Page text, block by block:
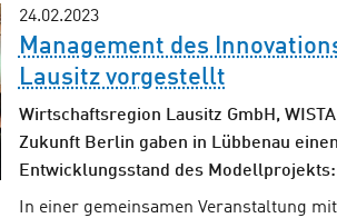
24.02.2023
Management des
Lausitz vorgestellt
Wirtschaftsregion Lausitz GmbH,
Zukunft Berlin gaben in Lübbenau
Entwicklungsstand des Modellprojekts:
In einer gemeinsamen Veranstaltung